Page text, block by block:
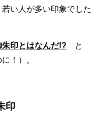
い人が多い印象でした
朱印とはなんだ!? と
！）。
印